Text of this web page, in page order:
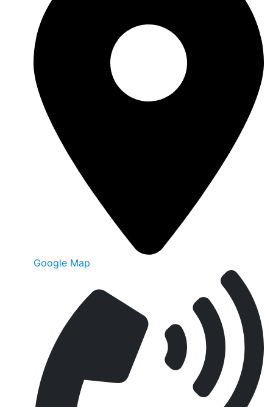
Google Map